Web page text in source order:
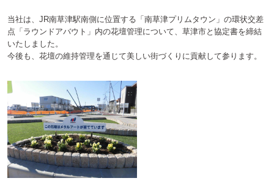
当社は、JR南草津駅南側に位置する「南草津プリムタウン」の環状交差
点「ラウンドアバウト」内の花壇管理について、草津市と協定書を締結
いたしました。
今後も、花壇の維持管理を通じて美しい街づくりに貢献して参ります。